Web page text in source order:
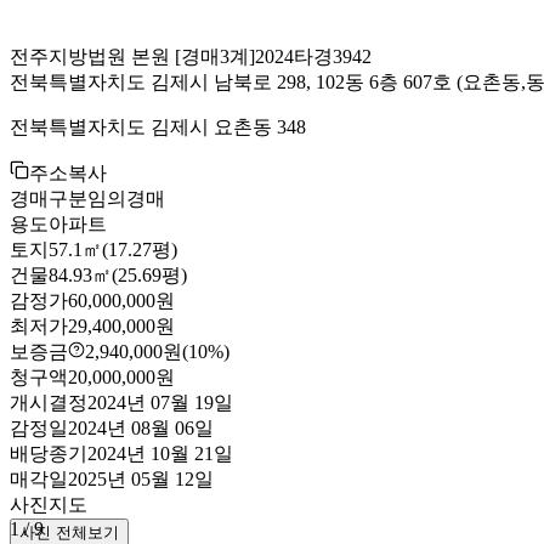
전주지방법원 본원 [경매3계]2024타경3942
전북특별자치도 김제시 남북로 298, 102동 6층 607호 (요촌동,
전북특별자치도 김제시 요촌동 348
주소복사
경매구분임의경매
용도아파트
토지 57.1㎡(17.27평)
건물84.93㎡(25.69평)
감정가60,000,000원
최저가29,400,000원
보증금
2,940,000원(10%)
청구액20,000,000원
개시결정2024년 07월 19일
감정일2024년 08월 06일
배당종기 2024년 10월 21일
매각일2025년 05월 12일
사진지도
1 /9
사진 전체보기